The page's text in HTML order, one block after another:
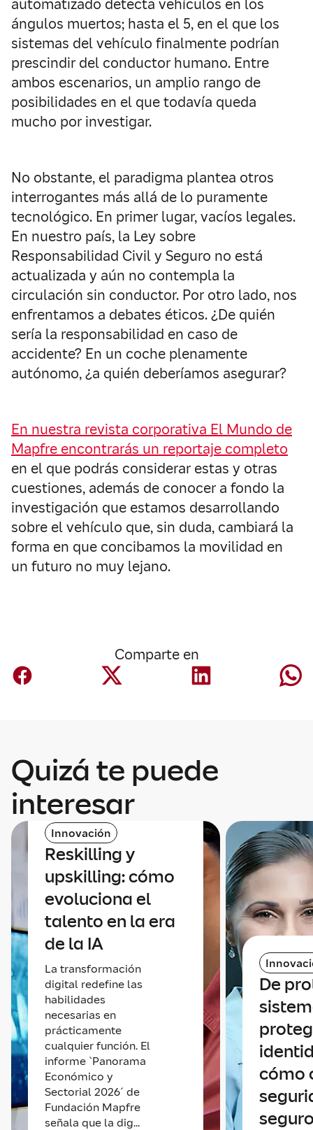
automatizado detecta vehículos en los
ángulos muertos; hasta el 5, en el que los
sistemas del vehículo finalmente podrían
prescindir del conductor humano. Entre
ambos escenarios, un amplio rango de
posibilidades en el que todavía queda
mucho por investigar.
No obstante, el paradigma plantea otros
interrogantes más allá de lo puramente
tecnológico. En primer lugar, vacíos legales.
En nuestro país, la Ley sobre
Responsabilidad Civil y Seguro no está
actualizada y aún no contempla la
circulación sin conductor. Por otro lado, nos
enfrentamos a debates éticos. ¿De quién
sería la responsabilidad en caso de
accidente? En un coche plenamente
autónomo, ¿a quién deberíamos asegurar?
En nuestra revista corporativa El Mundo de
Mapfre encontrarás un reportaje completo
en el que podrás considerar estas y otras
cuestiones, además de conocer a fondo la
investigación que estamos desarrollando
sobre el vehículo que, sin duda, cambiará la
forma en que concibamos la movilidad en
un futuro no muy lejano.
Comparte en
Quizá te puede
interesar
Innovación
Reskilling y
upskilling: cómo
evoluciona el
talento en la era
de la IA
La transformación
digital redefine las
habilidades
necesarias en
prácticamente
cualquier función. El
informe `Panorama
Económico y
Sectorial 2026´ de
Fundación Mapfre
señala que la dig...
De
cómo